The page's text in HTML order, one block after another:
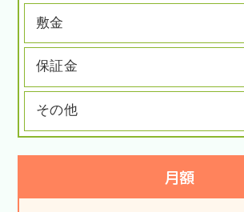
敷金
保証金
その他
月額